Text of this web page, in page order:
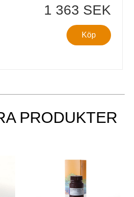
1 363 SEK
Köp
PRODUKTER